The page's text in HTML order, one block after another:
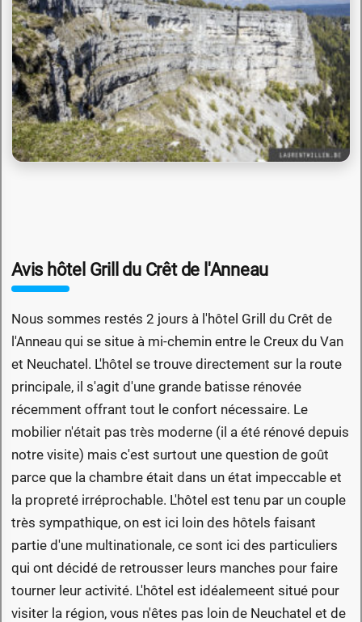
Avis hôtel Grill du Crêt de l'Anneau
Nous sommes restés 2 jours à l'hôtel Grill du Crêt de
l'Anneau qui se situe à mi-chemin entre le Creux du Van
et Neuchatel. L'hôtel se trouve directement sur la route
principale, il s'agit d'une grande batisse rénovée
récemment offrant tout le confort nécessaire. Le
mobilier n'était pas très moderne (il a été rénové depuis
notre visite) mais c'est surtout une question de goût
parce que la chambre était dans un état impeccable et
la propreté irréprochable. L'hôtel est tenu par un couple
très sympathique, on est ici loin des hôtels faisant
partie d'une multinationale, ce sont ici des particuliers
qui ont décidé de retrousser leurs manches pour faire
tourner leur activité. L'hôtel est idéalemeent situé pour
visiter la région, vous n'êtes pas loin de Neuchatel et de